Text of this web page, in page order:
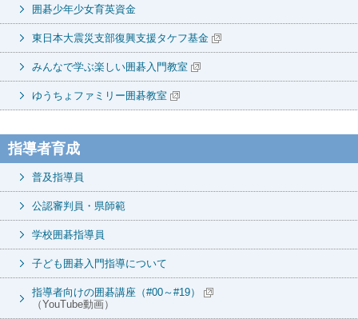
囲碁少年少女育英資金
東日本大震災支部復興支援タケフ基金
みんなで学ぶ楽しい囲碁入門教室
ゆうちょファミリー囲碁教室
指導者育成
普及指導員
公認審判員・県師範
学校囲碁指導員
子ども囲碁入門指導について
指導者向けの囲碁講座（#00～#19）
（YouTube動画）